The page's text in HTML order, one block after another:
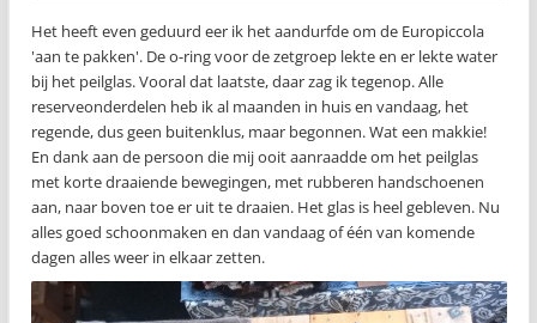
Het heeft even geduurd eer ik het aandurfde om de Europiccola
'aan te pakken'. De o-ring voor de zetgroep lekte en er lekte water
bij het peilglas. Vooral dat laatste, daar zag ik tegenop. Alle
reserveonderdelen heb ik al maanden in huis en vandaag, het
regende, dus geen buitenklus, maar begonnen. Wat een makkie!
En dank aan de persoon die mij ooit aanraadde om het peilglas
met korte draaiende bewegingen, met rubberen handschoenen
aan, naar boven toe er uit te draaien. Het glas is heel gebleven. Nu
alles goed schoonmaken en dan vandaag of één van komende
dagen alles weer in elkaar zetten.